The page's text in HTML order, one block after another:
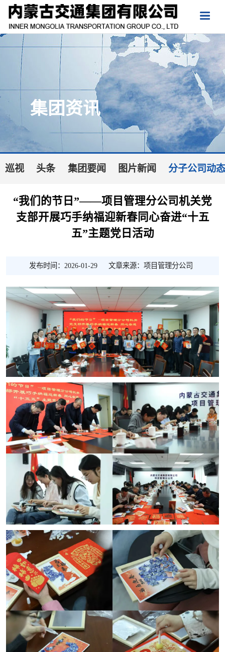
集团资讯
巡视 头条 集团要闻 图片新闻 分子公司动
“我们的节日”——项目管理分公司机关党
支部开展巧手纳福迎新春同心奋进“十五
五”主题党日活动
发布时间：2026-01-29 文章来源：项目管理分公司